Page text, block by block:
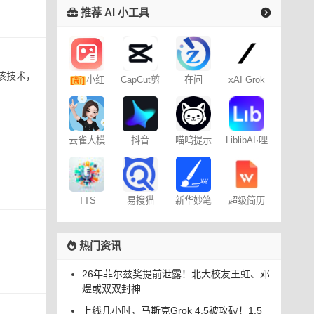
术，
推荐 AI 小工具
[新] 小红
书图文笔
记
CapCut剪
在问 xAI Grok
云雀大模
抖音
– 免费
喵呜提示
LiblibAI·哩
TTS
易搜猫
新华妙笔
超级简历
热门资讯
26年菲尔兹奖提前泄露！北大校友王虹、邓
煜或双双封神
上线几小时，马斯克Grok 4.5被攻破！1.5